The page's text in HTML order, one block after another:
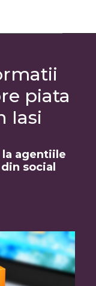
piata
Iasi
agentiile
social